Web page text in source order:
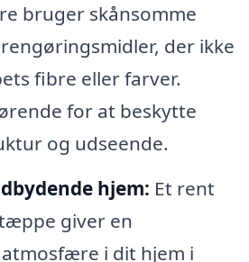
bruger skånsomme
der ikke
fibre eller farver.
for at beskytte
og udseende.
hjem: Et rent
giver en
i dit hjem i